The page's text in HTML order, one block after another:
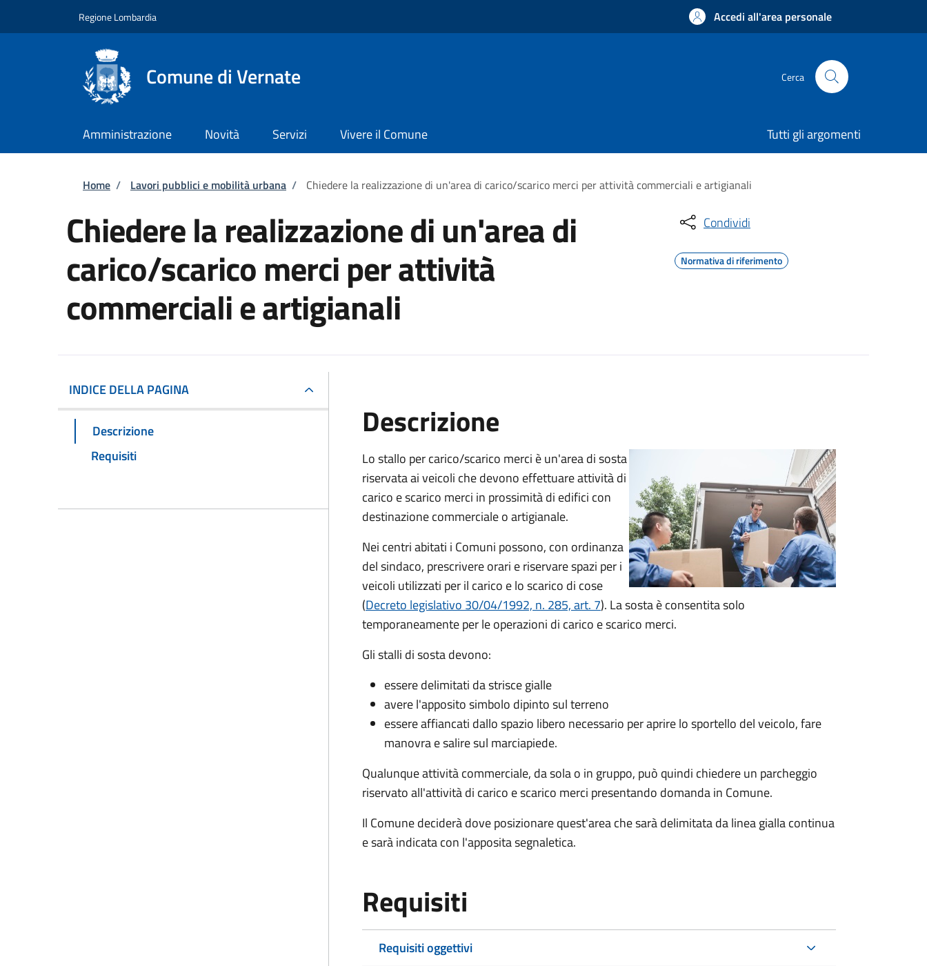
Regione Lombardia Accedi all'area personale
Comune di Vernate Cerca
Amministrazione Novità Servizi Vivere il Comune Tutti gli argomenti
Briciole di pane
Home / Lavori pubblici e mobilità urbana / Chiedere la realizzazione di un'area di carico/scarico merci per attività commerciali e artigianali
Chiedere la realizzazione di un'area di
carico/scarico merci per attività
commerciali e artigianali
Condividi
Normativa di riferimento
INDICE DELLA PAGINA
Descrizione
Requisiti
Descrizione
Lo stallo per carico/scarico merci è un'area di sosta
riservata ai veicoli che devono effettuare attività di
carico e scarico merci in prossimità di edifici con
destinazione commerciale o artigianale.
Nei centri abitati i Comuni possono, con ordinanza
del sindaco, prescrivere orari e riservare spazi per i
veicoli utilizzati per il carico e lo scarico di cose
(Decreto legislativo 30/04/1992, n. 285, art. 7). La sosta è consentita solo
temporaneamente per le operazioni di carico e scarico merci.
Gli stalli di sosta devono:
essere delimitati da strisce gialle
avere l'apposito simbolo dipinto sul terreno
essere affiancati dallo spazio libero necessario per aprire lo sportello del veicolo, fare
manovra e salire sul marciapiede.
Qualunque attività commerciale, da sola o in gruppo, può quindi chiedere un parcheggio
riservato all'attività di carico e scarico merci presentando domanda in Comune.
Il Comune deciderà dove posizionare quest'area che sarà delimitata da linea gialla continua
e sarà indicata con l'apposita segnaletica.
Requisiti
Requisiti oggettivi